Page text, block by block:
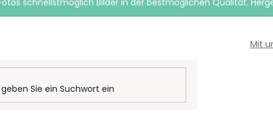
schnellstmöglich Bilder in der bestmöglichen Qualität.
Mit